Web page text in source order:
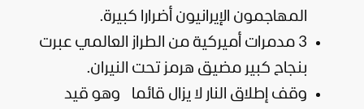
المهاجمون الإيرانيون أضرارا كبيرة.
3 مدمرات أميركية من الطراز العالمي عبرت
بنجاح كبير مضيق هرمز تحت النيران.
وقف إطلاق النار لا يزال قائما وهو قيد